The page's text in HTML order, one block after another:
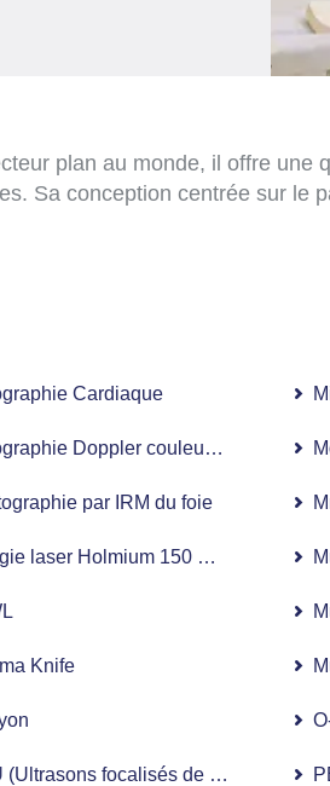
plan au monde, il offre une
Sa conception centrée sur
à 256 tranches)
Cardiaque
Doppler couleur 4D (USG)
par IRM du foie
laser Holmium 150 watts
Knife
(Ultrasons focalisés de haute